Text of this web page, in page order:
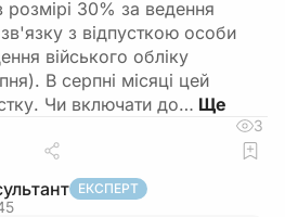
30% за ведення
з відпусткою особи
війського обліку
В серпні місяці цей
Чи включати до…
3
ЕКСПЕРТ